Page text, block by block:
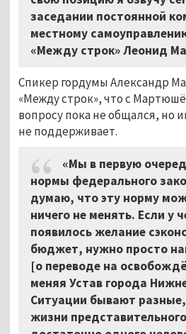
заседании постоянной
местному
«Между строк» Леонид
Спикер гордумы Александр
«Между строк», что с
вопросу пока не общался, но
не поддерживает.
«Мы в первую
нормы федерального
думаю, что эту норму
ничего не менять. Если у
появилось желание
бюджет, нужно просто
[о переводе на
меняя Устав города
Ситуации бывают
жизни